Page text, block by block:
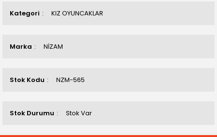
Kategori KIZ OYUNCAKLAR
Marka NİZAM
Stok Kodu NZM-565
Stok Durumu Stok Var